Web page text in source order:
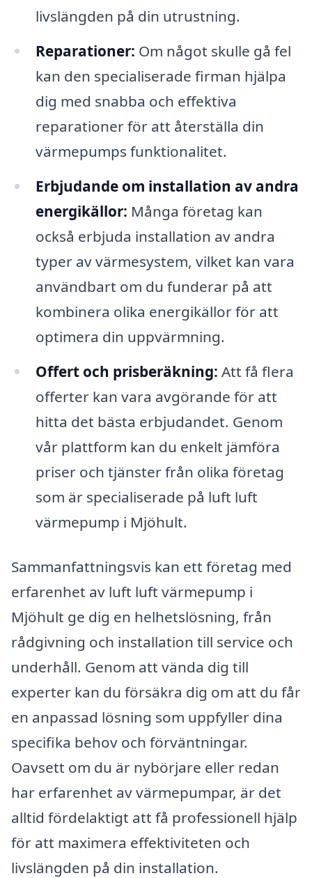
livslängden på din utrustning.
Reparationer: Om något skulle gå fel
kan den specialiserade firman hjälpa
dig med snabba och effektiva
reparationer för att återställa din
värmepumps funktionalitet.
Erbjudande om installation av andra
energikällor: Många företag kan
också erbjuda installation av andra
typer av värmesystem, vilket kan vara
användbart om du funderar på att
kombinera olika energikällor för att
optimera din uppvärmning.
Offert och prisberäkning: Att få flera
offerter kan vara avgörande för att
hitta det bästa erbjudandet. Genom
vår plattform kan du enkelt jämföra
priser och tjänster från olika företag
som är specialiserade på luft luft
värmepump i Mjöhult.
Sammanfattningsvis kan ett företag med
erfarenhet av luft luft värmepump i
Mjöhult ge dig en helhetslösning, från
rådgivning och installation till service och
underhåll. Genom att vända dig till
experter kan du försäkra dig om att du får
en anpassad lösning som uppfyller dina
specifika behov och förväntningar.
Oavsett om du är nybörjare eller redan
har erfarenhet av värmepumpar, är det
alltid fördelaktigt att få professionell hjälp
för att maximera effektiviteten och
livslängden på din installation.